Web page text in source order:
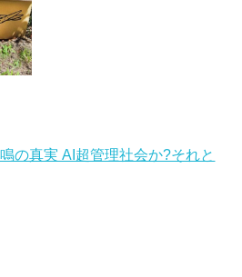
の真実 AI超管理社会か?それと